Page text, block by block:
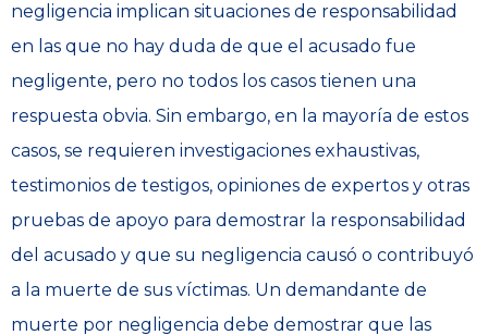
negligencia implican situaciones de responsabilidad
en las que no hay duda de que el acusado fue
negligente, pero no todos los casos tienen una
respuesta obvia. Sin embargo, en la mayoría de estos
casos, se requieren investigaciones exhaustivas,
testimonios de testigos, opiniones de expertos y otras
pruebas de apoyo para demostrar la responsabilidad
del acusado y que su negligencia causó o contribuyó
a la muerte de sus víctimas. Un demandante de
muerte por negligencia debe demostrar que las